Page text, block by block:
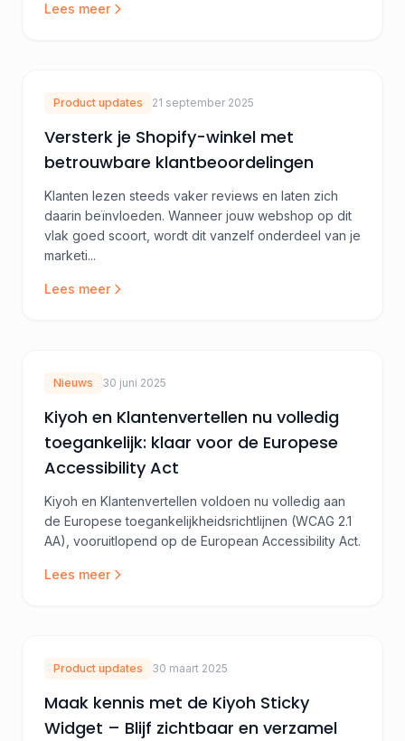
Lees meer
Product updates 21 september 2025
Versterk je Shopify-winkel met
betrouwbare klantbeoordelingen
Klanten lezen steeds vaker reviews en laten zich
daarin beïnvloeden. Wanneer jouw webshop op dit
vlak goed scoort, wordt dit vanzelf onderdeel van je
marketi...
Lees meer
Nieuws 30 juni 2025
Kiyoh en Klantenvertellen nu volledig
toegankelijk: klaar voor de Europese
Accessibility Act
Kiyoh en Klantenvertellen voldoen nu volledig aan
de Europese toegankelijkheidsrichtlijnen (WCAG 2.1
AA), vooruitlopend op de European Accessibility Act.
Lees meer
Product updates 30 maart 2025
Maak kennis met de Kiyoh Sticky
Widget – Blijf zichtbaar en verzamel